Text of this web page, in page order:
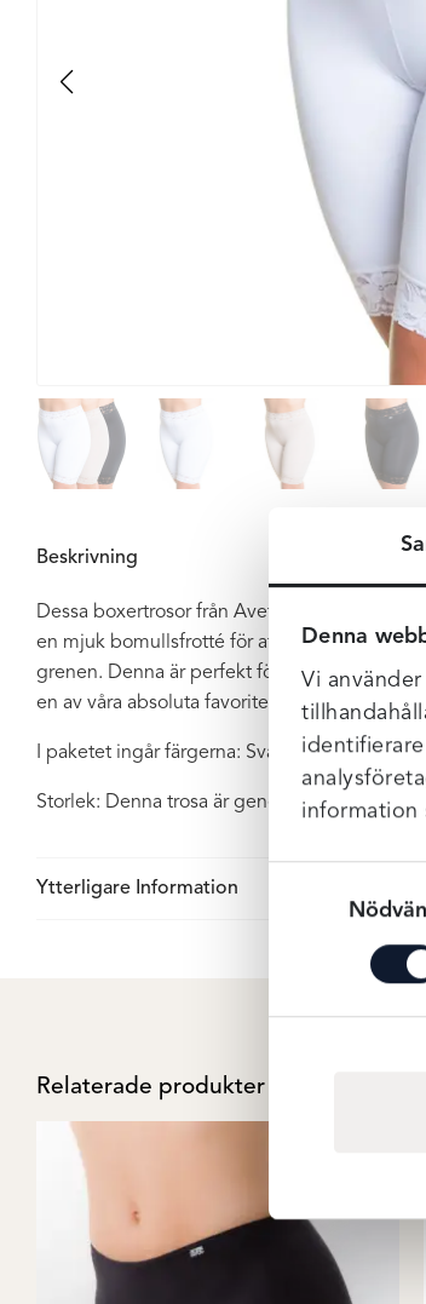
Denna
Vi
information
Beskrivning
Dessa boxertrosor från Avet är mjuk och
en mjuk bomullsfrotté för att undvika skav
grenen. Denna är perfekt för att slippa
en av våra absoluta favoriter!
I paketet ingår färgerna: Svart, Sand och Vit
Storlek: Denna trosa är generös i storleken,
Ytterligare Information
Relaterade produkter